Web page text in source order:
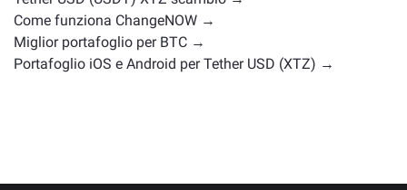
Come funziona ChangeNOW →
Miglior portafoglio per BTC →
Portafoglio iOS e Android per Tether USD (XTZ) →